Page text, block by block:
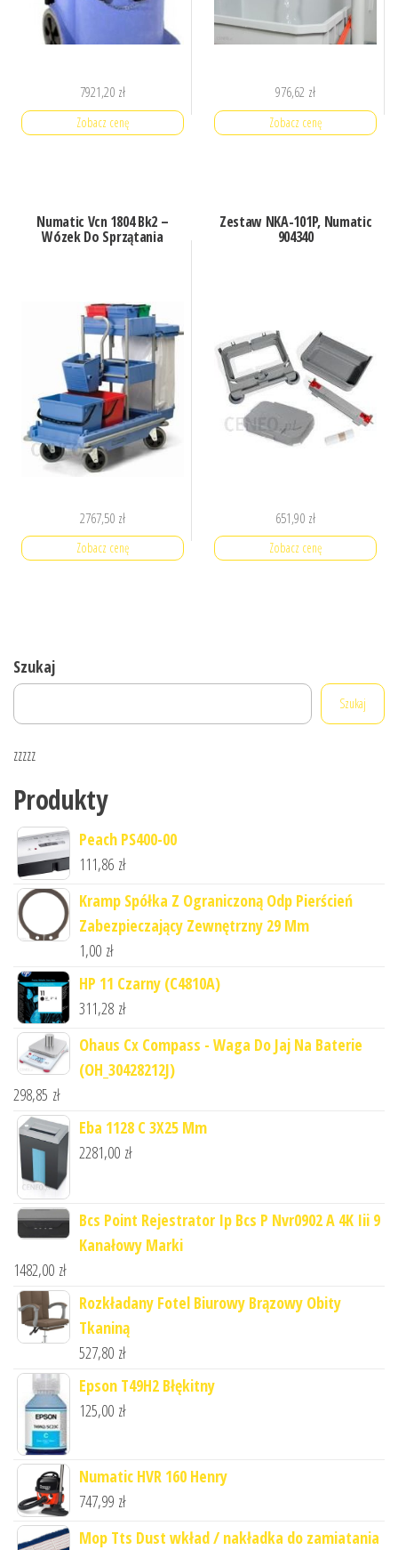
7921,20 zł
Zobacz cenę
976,62 zł
Zobacz cenę
Numatic Vcn 1804 Bk2 –
Wózek Do Sprzątania
2767,50 zł
Zobacz cenę
Zestaw NKA-101P, Numatic
904340
651,90 zł
Zobacz cenę
Szukaj
Szukaj
zzzzz
Produkty
Peach PS400-00
111,86 zł
Kramp Spółka Z Ograniczoną Odp Pierścień
Zabezpieczający Zewnętrzny 29 Mm
1,00 zł
HP 11 Czarny (C4810A)
311,28 zł
Ohaus Cx Compass - Waga Do Jaj Na Baterie
(OH_30428212J)
298,85 zł
Eba 1128 C 3X25 Mm
2281,00 zł
Bcs Point Rejestrator Ip Bcs P Nvr0902 A 4K Iii 9
Kanałowy Marki
1482,00 zł
Rozkładany Fotel Biurowy Brązowy Obity
Tkaniną
527,80 zł
Epson T49H2 Błękitny
125,00 zł
Numatic HVR 160 Henry
747,99 zł
Mop Tts Dust wkład / nakładka do zamiatania